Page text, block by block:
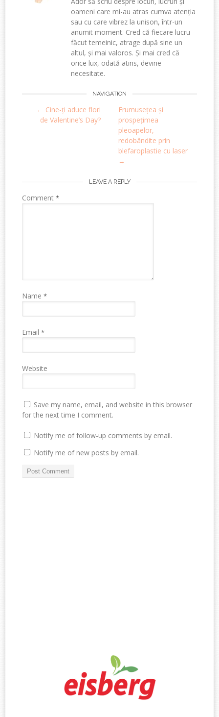
oameni care mi-au atras cumva atenția
sau cu care vibrez la unison, într-un
anumit moment. Cred că fiecare lucru
făcut temeinic, atrage după sine un
altul, și mai valoros. Și mai cred că
orice lux, odată atins, devine
necesitate.
navigation
NAVIGATION
← Cine-ți aduce flori
de Valentine’s Day?
Frumusețea și
prospețimea
pleoapelor,
redobândite prin
blefaroplastie cu laser
→
LEAVE A REPLY
Comment*
Name*
Email*
Website
Save my name, email, and website in this browser
for the next time I comment.
Notify me of follow-up comments by email.
Notify me of new posts by email.